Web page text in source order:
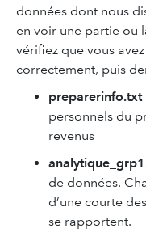
données dont nous
en voir une partie ou
vérifiez que vous
correctement, puis
preparerinfo.txt
personnels du
revenus
de données.
d’une courte
se rapportent.